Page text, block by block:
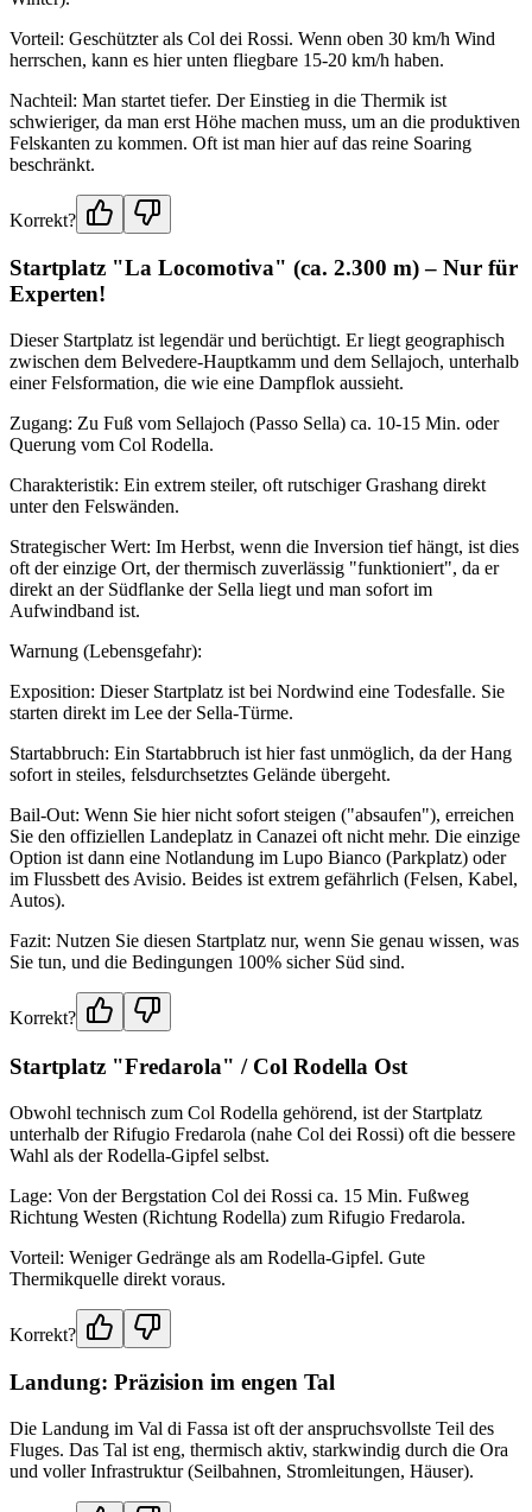
Vorteil: Geschützter als Col dei Rossi. Wenn oben 30 km/h Wind
herrschen, kann es hier unten fliegbare 15-20 km/h haben.
Nachteil: Man startet tiefer. Der Einstieg in die Thermik ist
schwieriger, da man erst Höhe machen muss, um an die produktiven
Felskanten zu kommen. Oft ist man hier auf das reine Soaring
beschränkt.
Korrekt?
Startplatz "La Locomotiva" (ca. 2.300 m) – Nur für
Experten!
Dieser Startplatz ist legendär und berüchtigt. Er liegt geographisch
zwischen dem Belvedere-Hauptkamm und dem Sellajoch, unterhalb
einer Felsformation, die wie eine Dampflok aussieht.
Zugang: Zu Fuß vom Sellajoch (Passo Sella) ca. 10-15 Min. oder
Querung vom Col Rodella.
Charakteristik: Ein extrem steiler, oft rutschiger Grashang direkt
unter den Felswänden.
Strategischer Wert: Im Herbst, wenn die Inversion tief hängt, ist dies
oft der einzige Ort, der thermisch zuverlässig "funktioniert", da er
direkt an der Südflanke der Sella liegt und man sofort im
Aufwindband ist.
Warnung (Lebensgefahr):
Exposition: Dieser Startplatz ist bei Nordwind eine Todesfalle. Sie
starten direkt im Lee der Sella-Türme.
Startabbruch: Ein Startabbruch ist hier fast unmöglich, da der Hang
sofort in steiles, felsdurchsetztes Gelände übergeht.
Bail-Out: Wenn Sie hier nicht sofort steigen ("absaufen"), erreichen
Sie den offiziellen Landeplatz in Canazei oft nicht mehr. Die einzige
Option ist dann eine Notlandung im Lupo Bianco (Parkplatz) oder
im Flussbett des Avisio. Beides ist extrem gefährlich (Felsen, Kabel,
Autos).
Fazit: Nutzen Sie diesen Startplatz nur, wenn Sie genau wissen, was
Sie tun, und die Bedingungen 100% sicher Süd sind.
Korrekt?
Startplatz "Fredarola" / Col Rodella Ost
Obwohl technisch zum Col Rodella gehörend, ist der Startplatz
unterhalb der Rifugio Fredarola (nahe Col dei Rossi) oft die bessere
Wahl als der Rodella-Gipfel selbst.
Lage: Von der Bergstation Col dei Rossi ca. 15 Min. Fußweg
Richtung Westen (Richtung Rodella) zum Rifugio Fredarola.
Vorteil: Weniger Gedränge als am Rodella-Gipfel. Gute
Thermikquelle direkt voraus.
Korrekt?
Landung: Präzision im engen Tal
Die Landung im Val di Fassa ist oft der anspruchsvollste Teil des
Fluges. Das Tal ist eng, thermisch aktiv, starkwindig durch die Ora
und voller Infrastruktur (Seilbahnen, Stromleitungen, Häuser).